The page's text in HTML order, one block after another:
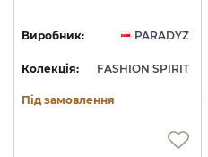
Виробник: PARADYZ
Колекція: FASHION SPIRIT
Під замовлення